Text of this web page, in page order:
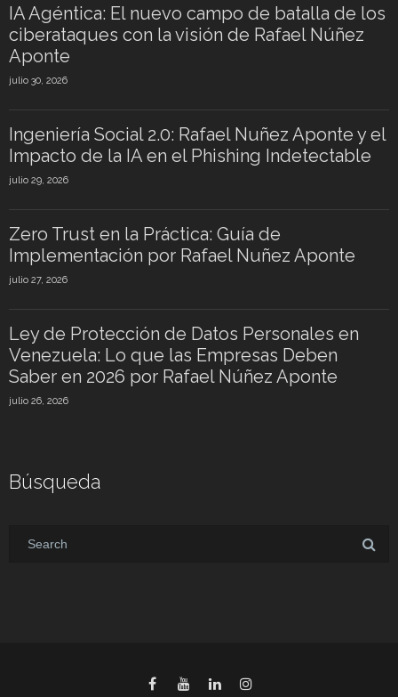
IA Agéntica: El nuevo campo de batalla de los
ciberataques con la visión de Rafael Núñez
Aponte
julio 30, 2026
Ingeniería Social 2.0: Rafael Nuñez Aponte y el
Impacto de la IA en el Phishing Indetectable
julio 29, 2026
Zero Trust en la Práctica: Guía de
Implementación por Rafael Nuñez Aponte
julio 27, 2026
Ley de Protección de Datos Personales en
Venezuela: Lo que las Empresas Deben
Saber en 2026 por Rafael Núñez Aponte
julio 26, 2026
Búsqueda